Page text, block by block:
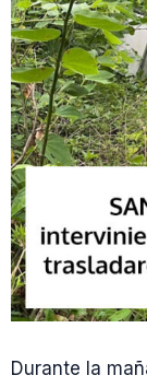
Durante la